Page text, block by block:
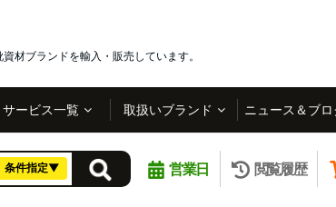
材ブランドを輸入・販売しています。
サービス一覧 取扱いブランド ニュース＆ブロ
条件指定▼ 営業日 閲覧履歴